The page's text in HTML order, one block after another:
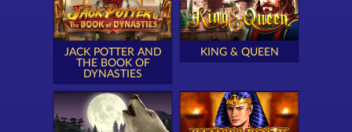
JACK POTTER AND
THE BOOK OF
DYNASTIES
KING & QUEEN